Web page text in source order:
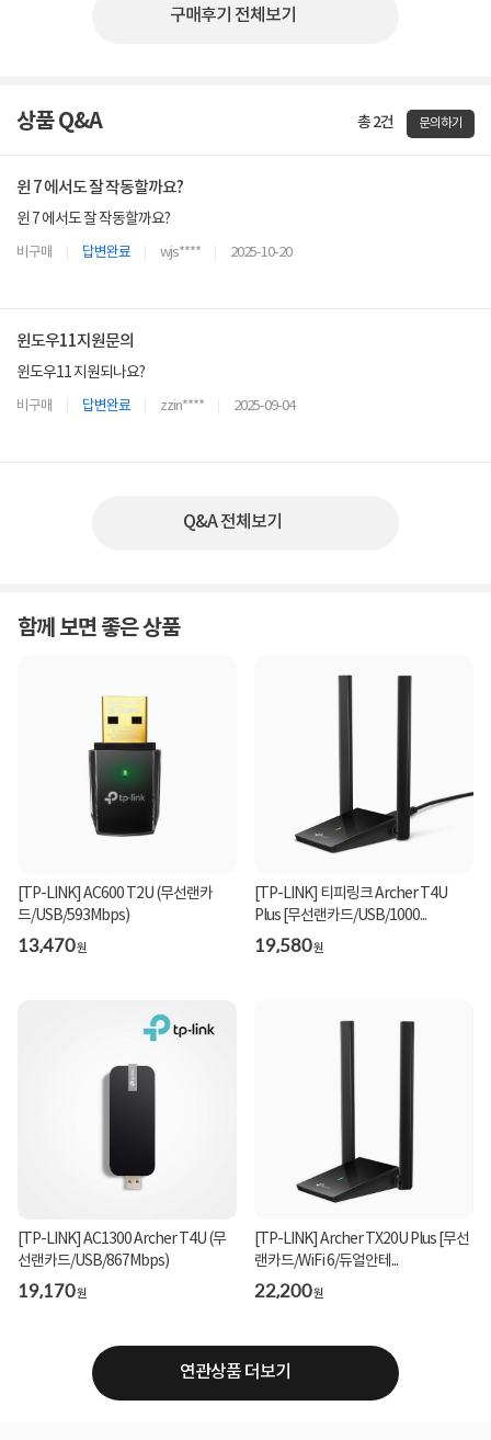
구매후기 전체보기
상품 Q&A 총 2건 문의하기
윈 7 에서도 잘 작동할까요?
윈 7 에서도 잘 작동할까요?
비구매 답변완료 wjs**** 2025-10-20
윈도우11지원문의
윈도우11 지원되나요?
비구매 답변완료 zzin**** 2025-09-04
Q&A 전체보기
함께 보면 좋은 상품
[TP-LINK] AC600 T2U (무선랜카
드/USB/593Mbps)
13,470원
[TP-LINK] 티피링크 Archer T4U
Plus [무선랜카드/USB/1000...
19,580원
[TP-LINK] AC1300 Archer T4U (무
선랜카드/USB/867Mbps)
19,170원
[TP-LINK] Archer TX20U Plus [무선
랜카드/WiFi 6/듀얼안테...
22,200원
연관상품 더보기